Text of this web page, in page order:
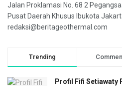
Jalan Proklamasi No. 68 2
Pusat Daerah Khusus Ibukota
redaksi@beritageothermal.com
Trending
Profil Fifi Setiawaty